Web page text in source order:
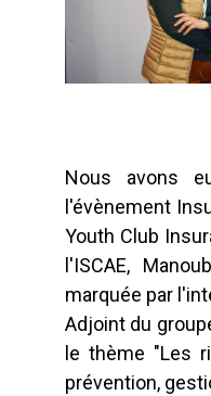
Nous avons
l'évènement
Youth Club
l'ISCAE,
marquée par
Adjoint du
le thème "Les
prévention,